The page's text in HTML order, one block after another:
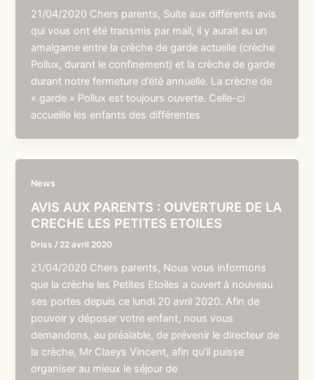
21/04/2020 Chers parents, Suite aux différents avis
qui vous ont été transmis par mail, il y aurait eu un
amalgame entre la crèche de garde actuelle (crèche
Pollux, durant le confinement) et la crèche de garde
durant notre fermeture d’été annuelle. La crèche de
« garde » Pollux est toujours ouverte. Celle-ci
accueille les enfants des différentes
News
AVIS AUX PARENTS : OUVERTURE DE LA
CRECHE LES PETITES ETOILES
Driss / 22 avril 2020
21/04/2020 Chers parents, Nous vous informons
que la crèche les Petites Etoiles a ouvert à nouveau
ses portes depuis ce lundi 20 avril 2020. Afin de
pouvoir y déposer votre enfant, nous vous
demandons, au préalable, de prévenir le directeur de
la crèche, Mr Claeys Vincent, afin qu’il puisse
organiser au mieux le séjour de